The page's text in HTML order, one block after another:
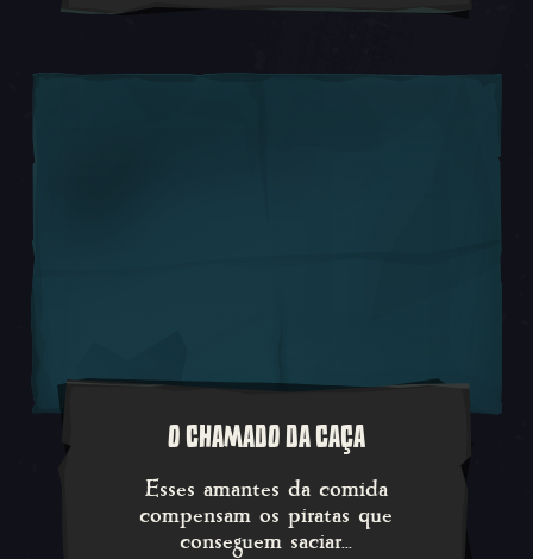
O CHAMADO DA CAÇA
Esses amantes da comida
compensam os piratas que
conseguem saciar...
Esses amantes da comida